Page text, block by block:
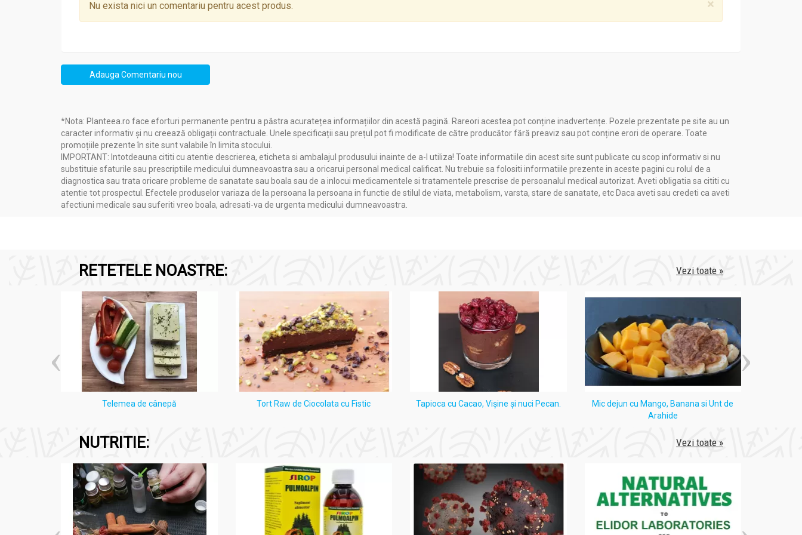
×
Nu exista nici un comentariu pentru acest produs.
Adauga Comentariu nou
*Nota: Planteea.ro face eforturi permanente pentru a păstra acuratețea informațiilor din acestă pagină. Rareori acestea pot conține inadvertențe. Pozele prezentate pe site au un
caracter informativ și nu creează obligații contractuale. Unele specificații sau prețul pot fi modificate de către producător fără preaviz sau pot conține erori de operare. Toate
promoțiile prezente în site sunt valabile în limita stocului.
IMPORTANT: Intotdeauna cititi cu atentie descrierea, eticheta si ambalajul produsului inainte de a-l utiliza! Toate informatiile din acest site sunt publicate cu scop informativ si nu
substituie sfaturile sau prescriptiile medicului dumneavoastra sau a oricarui personal medical calificat. Nu trebuie sa folositi informatiile prezente in aceste pagini cu rolul de a
diagnostica sau trata oricare probleme de sanatate sau boala sau de a inlocui medicamentele si tratamentele prescrise de persoanalul medical autorizat. Aveti obligatia sa cititi cu
atentie tot prospectul. Efectele produselor variaza de la persoana la persoana in functie de stilul de viata, metabolism, varsta, stare de sanatate, etc Daca aveti sau credeti ca aveti
afectiuni medicale sau suferiti vreo boala, adresati-va de urgenta medicului dumneavoastra.
RETETELE NOASTRE: Vezi toate »
Telemea de cânepă Tort Raw de Ciocolata cu Fistic Tapioca cu Cacao, Vişine şi nuci Pecan.
Mic dejun cu Mango, Banana si Unt de
Arahide
NUTRITIE: Vezi toate »